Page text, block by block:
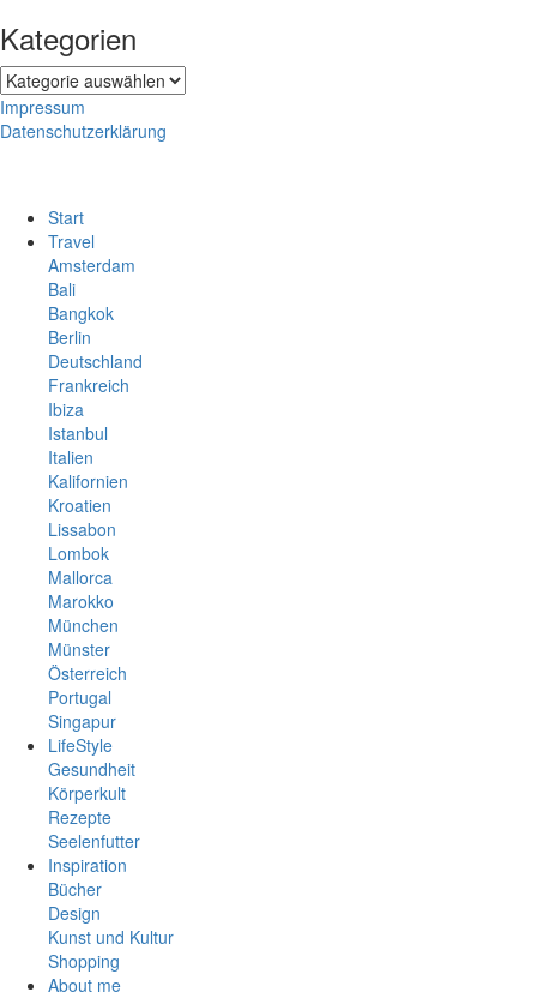
Kategorien
Kategorien
Impressum
Datenschutzerklärung
Start
Travel
Amsterdam
Bali
Bangkok
Berlin
Deutschland
Frankreich
Ibiza
Istanbul
Italien
Kalifornien
Kroatien
Lissabon
Lombok
Mallorca
Marokko
München
Münster
Österreich
Portugal
Singapur
Spanien
Südafrika
Thailand
Vietnam
LifeStyle
Gesundheit
Körperkult
Rezepte
Seelenfutter
Inspiration
Bücher
Design
Kunst und Kultur
Shopping
About me